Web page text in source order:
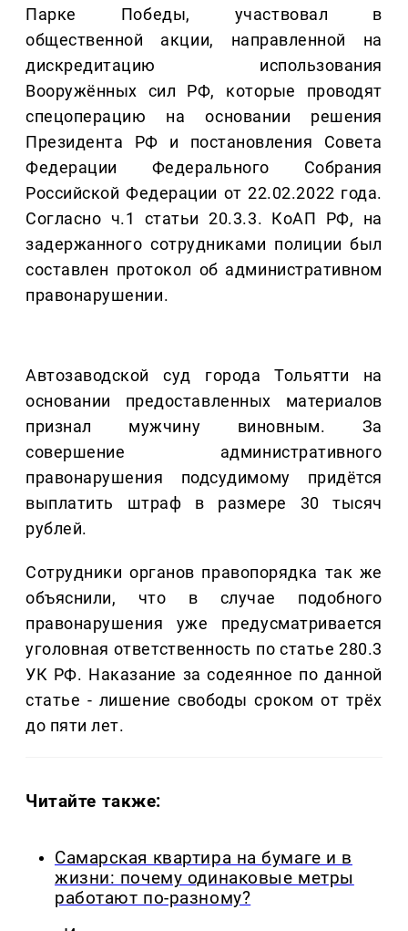
Парке Победы, участвовал в
общественной акции, направленной на
дискредитацию использования
Вооружённых сил РФ, которые проводят
спецоперацию на основании решения
Президента РФ и постановления Совета
Федерации Федерального Собрания
Российской Федерации от 22.02.2022 года.
Согласно ч.1 статьи 20.3.3. КоАП РФ, на
задержанного сотрудниками полиции был
составлен протокол об административном
правонарушении.
Автозаводской суд города Тольятти на
основании предоставленных материалов
признал мужчину виновным. За
совершение административного
правонарушения подсудимому придётся
выплатить штраф в размере 30 тысяч
рублей.
Сотрудники органов правопорядка так же
объяснили, что в случае подобного
правонарушения уже предусматривается
уголовная ответственность по статье 280.3
УК РФ. Наказание за содеянное по данной
статье - лишение свободы сроком от трёх
до пяти лет.
Читайте также:
Самарская квартира на бумаге и в
жизни: почему одинаковые метры
работают по-разному?